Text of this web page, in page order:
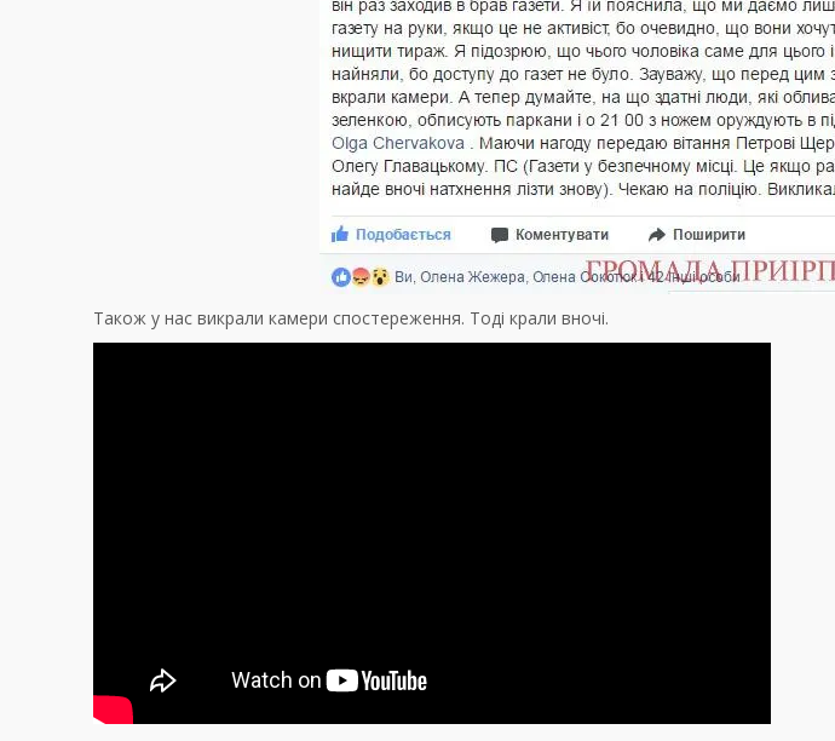
Також у нас викрали камери спостереження. Тоді крали вночі.